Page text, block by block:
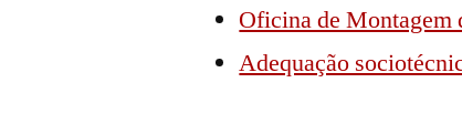
Oficina de Montagem
Adequação